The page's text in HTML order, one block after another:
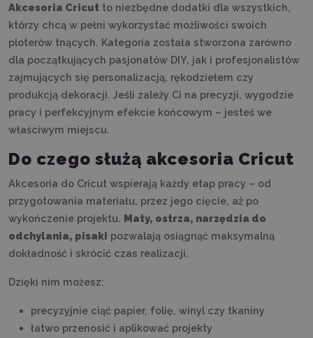
Akcesoria Cricut to niezbędne dodatki dla wszystkich,
którzy chcą w pełni wykorzystać możliwości swoich
ploterów tnących. Kategoria została stworzona zarówno
dla początkujących pasjonatów DIY, jak i profesjonalistów
zajmujących się personalizacją, rękodziełem czy
produkcją dekoracji. Jeśli zależy Ci na precyzji, wygodzie
pracy i perfekcyjnym efekcie końcowym – jesteś we
właściwym miejscu.
Do czego służą akcesoria Cricut
Akcesoria do Cricut wspierają każdy etap pracy – od
przygotowania materiału, przez jego cięcie, aż po
wykończenie projektu. Maty, ostrza, narzędzia do
odchylania, pisaki pozwalają osiągnąć maksymalną
dokładność i skrócić czas realizacji.
Dzięki nim możesz:
precyzyjnie ciąć papier, folię, winyl czy tkaniny
łatwo przenosić i aplikować projekty